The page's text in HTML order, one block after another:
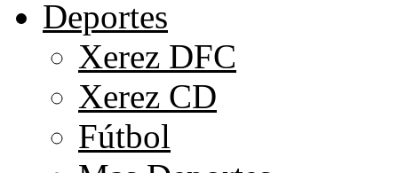
Deportes
Xerez DFC
Xerez CD
Fútbol